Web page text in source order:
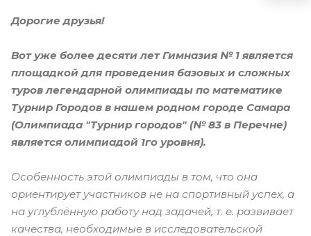
Дорогие друзья!
Вот уже более десяти лет Гимназия № 1 является
площадкой для проведения базовых и сложных
туров легендарной олимпиады по математике
Турнир Городов в нашем родном городе Самара
(Олимпиада "Турнир городов" (№ 83 в Перечне)
является олимпиадой 1го уровня).
Особенность этой олимпиады в том, что она
ориентирует участников не на спортивный успех, а
на углублённую работу над задачей, т. е. развивает
качества, необходимые в исследовательской